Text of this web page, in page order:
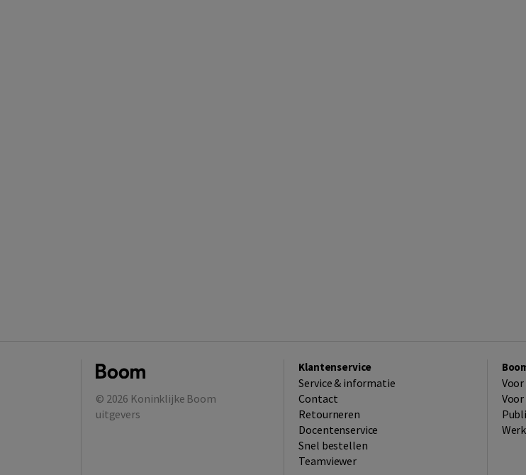
© 2026 Koninklijke Boom
uitgevers
Klantenservice
Service & informatie
Contact
Retourneren
Docentenservice
Snel bestellen
Teamviewer
Voor